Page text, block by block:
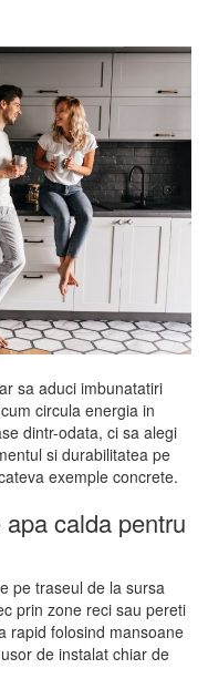
sa aduci imbunatatiri
circula energia in
dintr-odata, ci sa alegi
si durabilitatea pe
exemple concrete.
calda pentru
pe traseul de la sursa
prin zone reci sau pereti
rapid folosind mansoane
de instalat chiar de